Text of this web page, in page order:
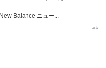
New Balance ニュー...
asty